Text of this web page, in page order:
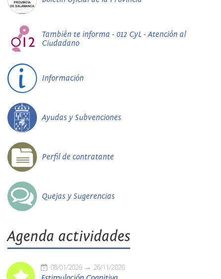
También te informa - 012 CyL - Atención al
Ciudadano
Información
Ayudas y Subvenciones
Perfil de contratante
Quejas y Sugerencias
Agenda actividades
08/01/2026 26/11/2026